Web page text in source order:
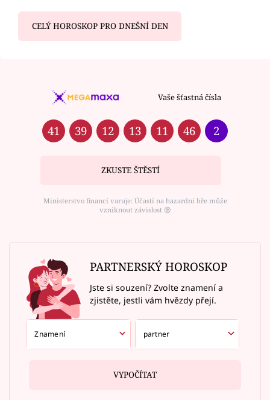
CELÝ HOROSKOP PRO DNEŠNÍ DEN
Vaše šťastná čísla
41 39 12 13 11 46 2
ZKUSTE ŠTĚSTÍ
Ministerstvo financí varuje: Účastí na hazardní hře může
vzniknout závislost ⑱
PARTNERSKÝ HOROSKOP
Jste si souzení? Zvolte znamení a
zjistěte, jestli vám hvězdy přejí.
VYPOČÍTAT